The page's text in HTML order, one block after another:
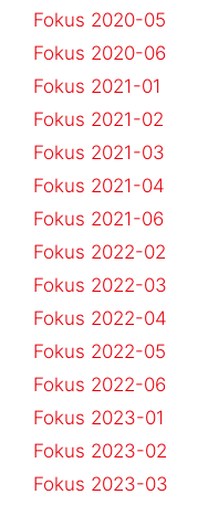
Fokus 2020-05
Fokus 2020-06
Fokus 2021-01
Fokus 2021-02
Fokus 2021-03
Fokus 2021-04
Fokus 2021-06
Fokus 2022-02
Fokus 2022-03
Fokus 2022-04
Fokus 2022-05
Fokus 2022-06
Fokus 2023-01
Fokus 2023-02
Fokus 2023-03